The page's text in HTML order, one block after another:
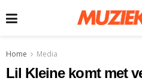
Home Media
Lil Kleine komt met